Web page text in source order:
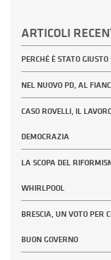
ARTICOLI
PERCHÉ È STATO
NEL NUOVO PD, AL
CASO ROVELLI, IL
DEMOCRAZIA
LA SCOPA DEL
WHIRLPOOL
BRESCIA, UN VOTO PER
BUON GOVERNO